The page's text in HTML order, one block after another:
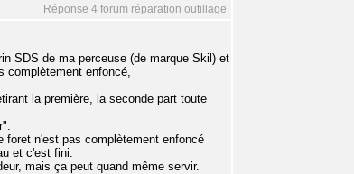
Réponse 4 forum réparation outillage
SDS de ma perceuse (de marque Skil) et
complètement enfoncé,
la première, la seconde part toute
foret n'est pas complètement enfoncé
et c'est fini.
mais ça peut quand même servir.